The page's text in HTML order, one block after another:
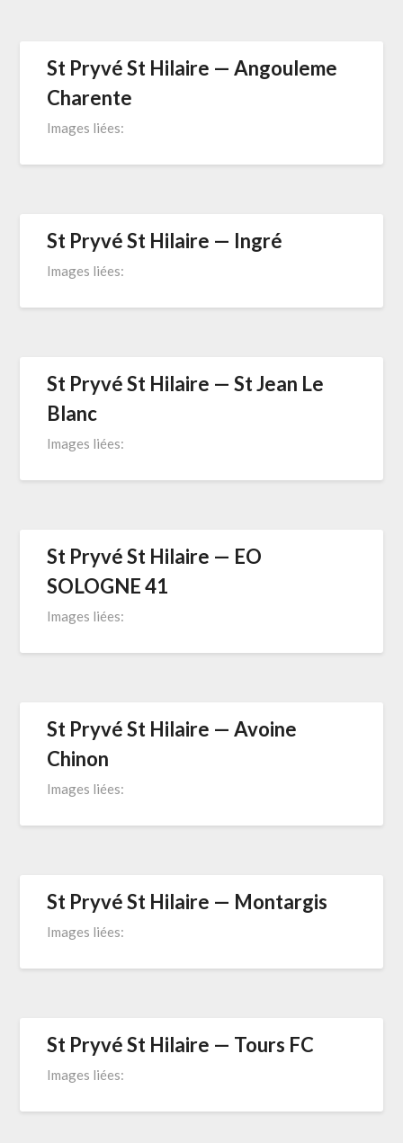
St Pryvé St Hilaire — Angouleme
Charente
Images liées:
St Pryvé St Hilaire — Ingré
Images liées:
St Pryvé St Hilaire — St Jean Le
Blanc
Images liées:
St Pryvé St Hilaire — EO
SOLOGNE 41
Images liées:
St Pryvé St Hilaire — Avoine
Chinon
Images liées:
St Pryvé St Hilaire — Montargis
Images liées:
St Pryvé St Hilaire — Tours FC
Images liées: